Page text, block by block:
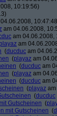
10:19:56)
am 04.06.2008,
am 04.06.2008,
playaz am
(ducduc am
(playaz am
(ducduc am
(playaz am
(ducduc am
(playaz
(ducduc
Gutscheinen (
mit Gutscheinen (